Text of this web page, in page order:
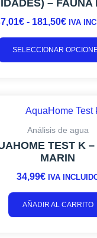
– FAUNA
€ - 181,50€ IVA
SELECCIONAR
Análisis de agua
TEST K
MARIN
34,99€ IVA
AÑADIR AL CARRITO